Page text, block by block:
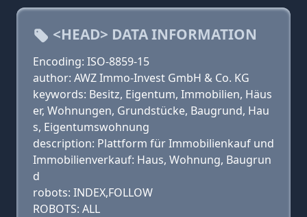
<HEAD> DATA INFORMATION
Encoding: ISO-8859-15
author: AWZ Immo-Invest GmbH & Co. KG
keywords: Besitz, Eigentum, Immobilien, Häus
er, Wohnungen, Grundstücke, Baugrund, Hau
s, Eigentumswohnung
description: Plattform für Immobilienkauf und
Immobilienverkauf: Haus, Wohnung, Baugrun
d
robots: INDEX,FOLLOW
ROBOTS: ALL